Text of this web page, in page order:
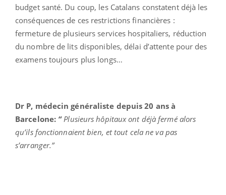
budget santé. Du coup, les Catalans constatent déjà les
conséquences de ces restrictions financières :
fermeture de plusieurs services hospitaliers, réduction
du nombre de lits disponibles, délai d’attente pour des
examens toujours plus longs…
Dr P, médecin généraliste depuis 20 ans à
Barcelone: “Plusieurs hôpitaux ont déjà fermé alors
qu’ils fonctionnaient bien, et tout cela ne va pas
s’arranger.”